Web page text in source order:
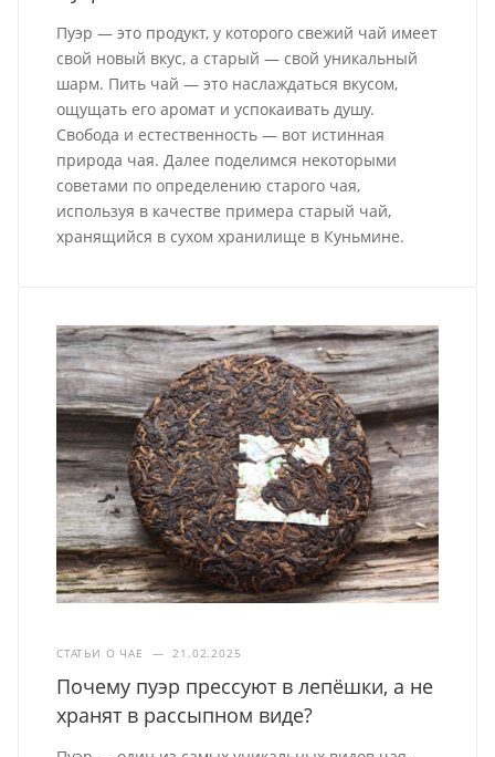
Пуэр — это продукт, у которого свежий чай имеет
свой новый вкус, а старый — свой уникальный
шарм. Пить чай — это наслаждаться вкусом,
ощущать его аромат и успокаивать душу.
Свобода и естественность — вот истинная
природа чая. Далее поделимся некоторыми
советами по определению старого чая,
используя в качестве примера старый чай,
хранящийся в сухом хранилище в Куньмине.
СТАТЬИ О ЧАЕ — 21.02.2025
Почему пуэр прессуют в лепёшки, а не
хранят в рассыпном виде?